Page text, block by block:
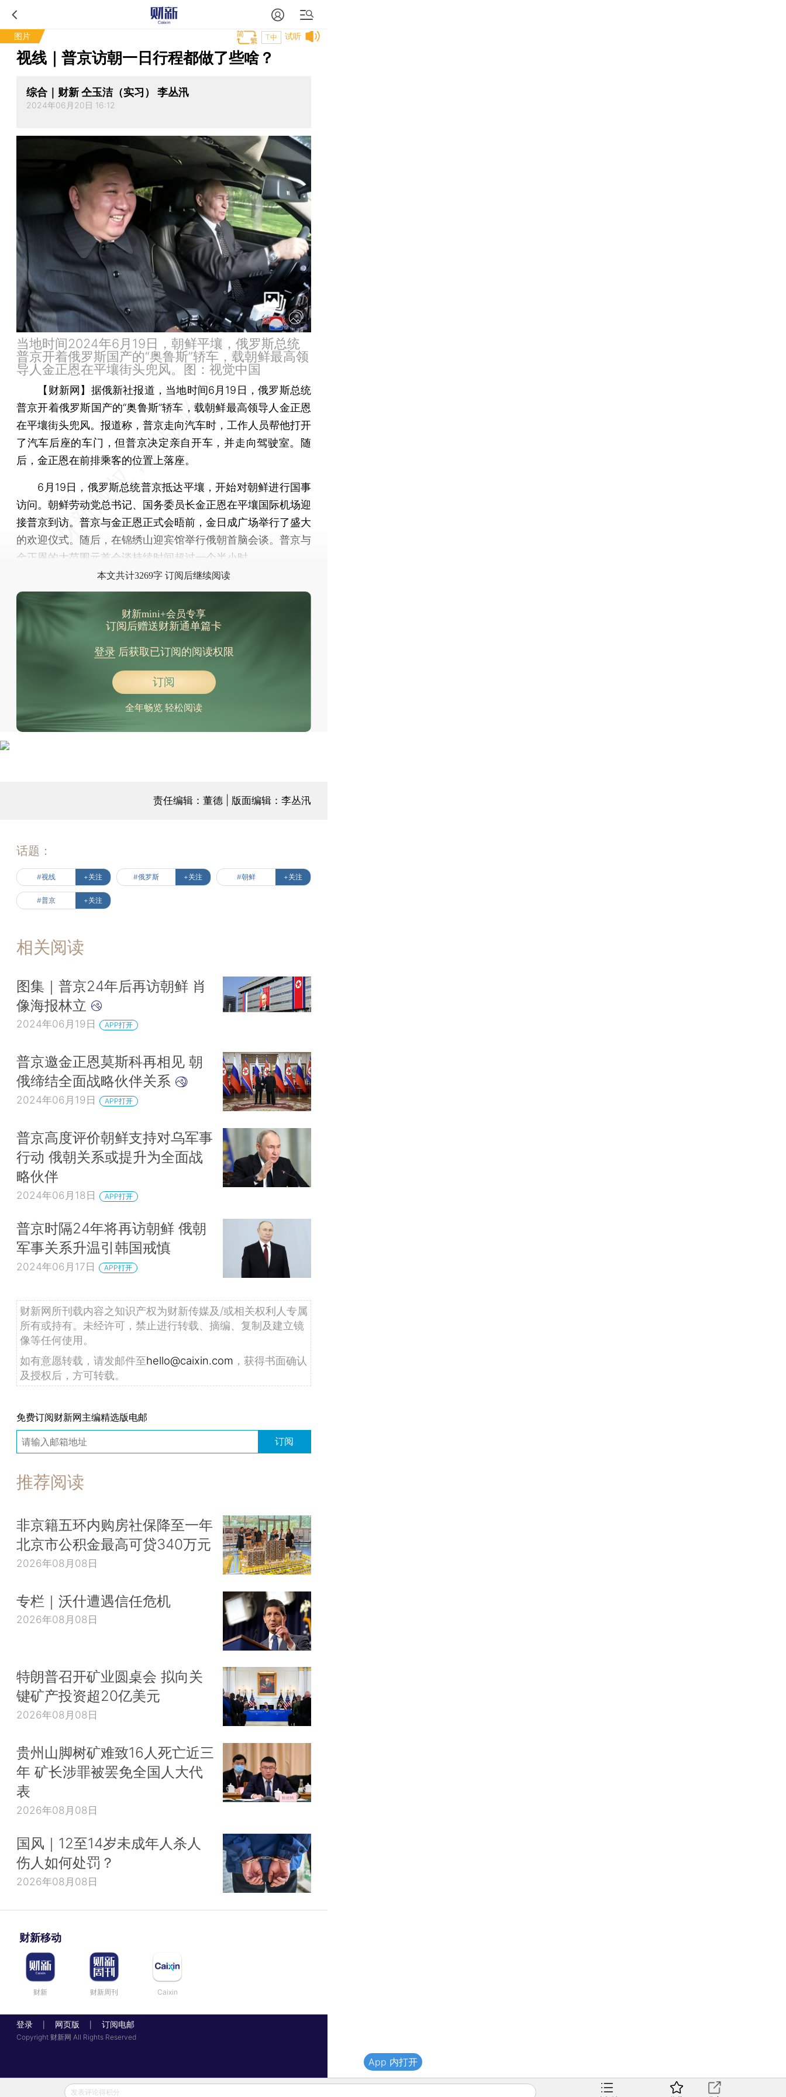
图片 试听
T中
视线｜普京访朝一日行程都做了些啥？
综合｜财新 仝玉洁（实习） 李丛汛
2024年06月20日 16:12
当地时间2024年6月19日，朝鲜平壤，俄罗斯总统
普京开着俄罗斯国产的“奥鲁斯”轿车，载朝鲜最高领
导人金正恩在平壤街头兜风。图：视觉中国
【财新网】 据俄新社报道，当地时间6月19日，俄罗斯总统
普京开着俄罗斯国产的“奥鲁斯”轿车，载朝鲜最高领导人金正恩
在平壤街头兜风。报道称，普京走向汽车时，工作人员帮他打开
了汽车后座的车门，但普京决定亲自开车，并走向驾驶室。随
后，金正恩在前排乘客的位置上落座。
6月19日，俄罗斯总统普京抵达平壤，开始对朝鲜进行国事
访问。朝鲜劳动党总书记、国务委员长金正恩在平壤国际机场迎
接普京到访。普京与金正恩正式会晤前，金日成广场举行了盛大
的欢迎仪式。随后，在锦绣山迎宾馆举行俄朝首脑会谈。普京与
金正恩的大范围元首会谈持续时间超过一个半小时。
本文共计3269字 订阅后继续阅读
财新mini+会员专享
订阅后赠送财新通单篇卡
登录后获取已订阅的阅读权限
订阅
全年畅览 轻松阅读
责任编辑：董德 | 版面编辑：李丛汛
话题：
#视线 +关注 #俄罗斯 +关注 #朝鲜 +关注
#普京 +关注
相关阅读
图集｜普京24年后再访朝鲜 肖
像海报林立
2024年06月19日 APP打开
普京邀金正恩莫斯科再相见 朝
俄缔结全面战略伙伴关系
2024年06月19日 APP打开
普京高度评价朝鲜支持对乌军事
行动 俄朝关系或提升为全面战
略伙伴
2024年06月18日 APP打开
普京时隔24年将再访朝鲜 俄朝
军事关系升温引韩国戒慎
2024年06月17日 APP打开
财新网所刊载内容之知识产权为财新传媒及/或相关权利人专属
所有或持有。未经许可，禁止进行转载、摘编、复制及建立镜
像等任何使用。
如有意愿转载，请发邮件至hello@caixin.com ，获得书面确认
及授权后，方可转载。
免费订阅财新网主编精选版电邮
订阅
推荐阅读
非京籍五环内购房社保降至一年
北京市公积金最高可贷340万元
2026年08月08日
专栏｜沃什遭遇信任危机
2026年08月08日
特朗普召开矿业圆桌会 拟向关
键矿产投资超20亿美元
2026年08月08日
贵州山脚树矿难致16人死亡近三
年 矿长涉罪被罢免全国人大代
表
2026年08月08日
国风｜12至14岁未成年人杀人
伤人如何处罚？
2026年08月08日
财新移动
财新 财新周刊 Caixin
登录 网页版 订阅电邮
Copyright 财新网 All Rights Reserved
发表评论得积分
App 内打开